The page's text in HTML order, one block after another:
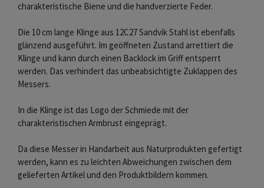
charakteristische Biene und die handverzierte Feder.
Die 10 cm lange Klinge aus 12C27 Sandvik Stahl ist ebenfalls
glänzend ausgeführt. Im geöffneten Zustand arrettiert die
Klinge und kann durch einen Backlock im Griff entsperrt
werden. Das verhindert das unbeabsichtigte Zuklappen des
Messers.
In die Klinge ist das Logo der Schmiede mit der
charakteristischen Armbrust eingeprägt.
Da diese Messer in Handarbeit aus Naturprodukten gefertigt
werden, kann es zu leichten Abweichungen zwischen dem
gelieferten Artikel und den Produktbildern kommen.